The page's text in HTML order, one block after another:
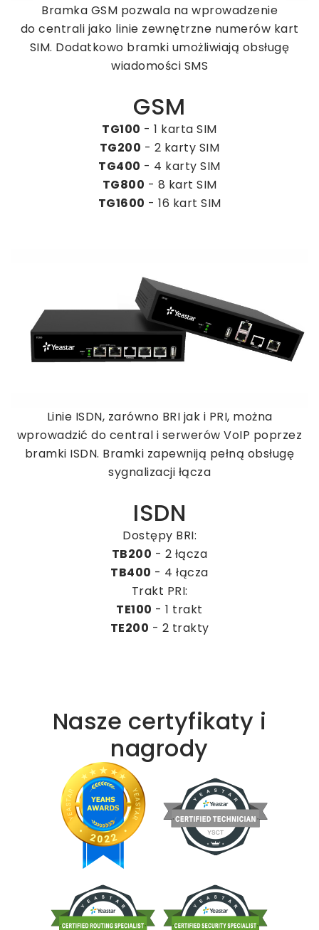
Bramka GSM pozwala na wprowadzenie
do centrali jako linie zewnętrzne numerów kart
SIM. Dodatkowo bramki umożliwiają obsługę
wiadomości SMS
GSM
TG100 - 1 karta SIM
TG200 - 2 karty SIM
TG400 - 4 karty SIM
TG800 - 8 kart SIM
TG1600 - 16 kart SIM
Linie ISDN, zarówno BRI jak i PRI, można
wprowadzićdo central i serwerów VoIP poprzez
bramki ISDN. Bramki zapewniją pełną obsługę
sygnalizacji łącza
ISDN
Dostępy BRI:
TB200 - 2 łącza
TB400 - 4 łącza
Trakt PRI:
TE100 - 1 trakt
TE200 - 2 trakty
Nasze certyfikaty i
nagrody